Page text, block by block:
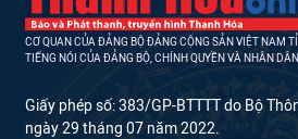
CƠ QUAN CỦA ĐẢNG BỘ ĐẢNG CỘNG SẢN VIỆT NAM
TIẾNG NÓI CỦA ĐẢNG BỘ, CHÍNH QUYỀN VÀ NHÂN
Giấy phép số: 383/GP-BTTTT do Bộ
ngày 29 tháng 07 năm 2022.